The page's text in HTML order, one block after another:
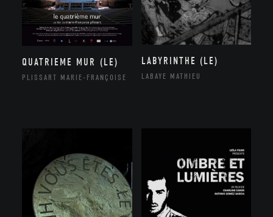
QUATRIEME MUR (LE)
PLISSART MARIE-FRANÇOISE
LABYRINTHE (LE)
LABAYE MATHIEU